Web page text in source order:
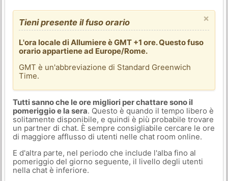
×
Tieni presente il fuso orario
L'ora locale di Allumiere è GMT +1 ore. Questo fuso
orario appartiene ad Europe/Rome.
GMT è un'abbreviazione di Standard Greenwich
Time.
Tutti sanno che le ore migliori per chattare sono il
pomeriggio e la sera. Questo è quando il tempo libero è
solitamente disponibile, e quindi è più probabile trovare
un partner di chat. È sempre consigliabile cercare le ore
di maggiore afflusso di utenti nelle chat room online.
E d'altra parte, nel periodo che include l'alba fino al
pomeriggio del giorno seguente, il livello degli utenti
nella chat è inferiore.